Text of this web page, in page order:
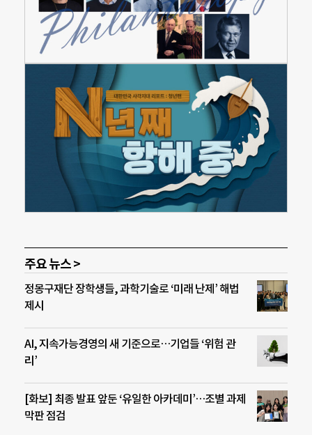
주요 뉴스 >
정몽구재단 장학생들, 과학기술로 ‘미래 난제’ 해법
제시
AI, 지속가능경영의 새 기준으로…기업들 ‘위험 관
리’
[화보] 최종 발표 앞둔 ‘유일한 아카데미’…조별 과제
막판 점검